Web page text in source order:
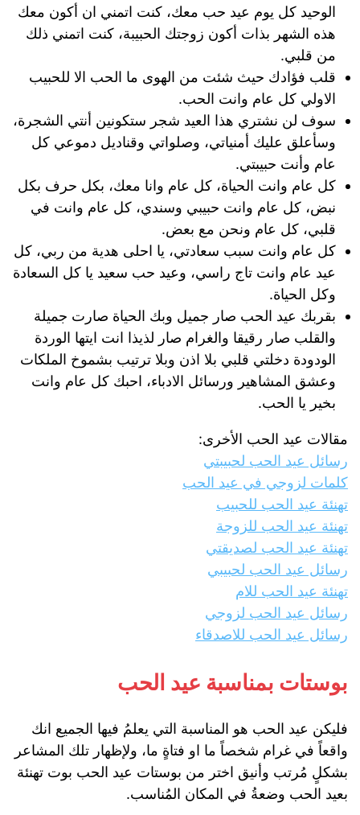
الوحيد كل يوم عيد حب معك، كنت اتمني ان أكون معك
هذه الشهر بذات أكون زوجتك الحبيبة، كنت اتمني ذلك
من قلبي.
قلب فؤادك حيث شئت من الهوى ما الحب الا للحبيب
الاولي كل عام وانت الحب.
سوف لن نشتري هذا العيد شجر ستكونين أنتي الشجرة،
وسأعلق عليك أمنياتي، وصلواتي وقناديل دموعي كل
عام وأنت حبيبتي.
كل عام وانت الحياة، كل عام وانا معك، بكل حرف بكل
نبض، كل عام وانت حبيبي وسندي، كل عام وانت في
قلبي، كل عام ونحن مع بعض.
كل عام وانت سبب سعادتي، يا احلى هدية من ربي، كل
عيد عام وانت تاج راسي، وعيد حب سعيد يا كل السعادة
وكل الحياة.
بقربك عيد الحب صار جميل وبك الحياة صارت جميلة
والقلب صار رقيقا والغرام صار لذيذا انت ايتها الوردة
الودودة دخلتي قلبي بلا اذن وبلا ترتيب بشموخ الملكات
وعشق المشاهير ورسائل الادباء، احبك كل عام وانت
بخير يا الحب.
مقالات عيد الحب الأخرى:
رسائل عيد الحب لحبيبتي
كلمات لزوجي في عيد الحب
تهنئة عيد الحب للحبيب
تهنئة عيد الحب للزوجة
تهنئة عيد الحب لصديقتي
رسائل عيد الحب لحبيبي
تهنئة عيد الحب للام
رسائل عيد الحب لزوجي
رسائل عيد الحب للاصدقاء
بوستات بمناسبة عيد الحب
فليكن عيد الحب هو المناسبة التي يعلمُ فيها الجميع انك
واقعاً في غرام شخصاً ما او فتاةٍ ما، ولإظهار تلك المشاعر
بشكلٍ مُرتب وأنيق اختر من بوستات عيد الحب بوت تهنئة
بعيد الحب وضعةُ في المكان المُناسب.